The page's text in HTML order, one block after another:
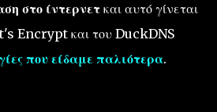
στο ίντερνετ και αυτό γίνεται
Encrypt και του DuckDNS
που είδαμε παλιότερα.